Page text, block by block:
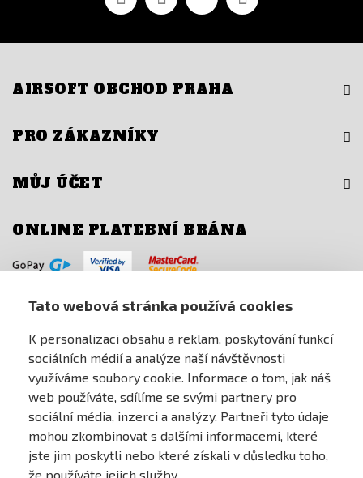
Tato webová stránka používá cookies
K personalizaci obsahu a reklam, poskytování funkcí
sociálních médií a analýze naší návštěvnosti
využíváme soubory cookie. Informace o tom, jak náš
web používáte, sdílíme se svými partnery pro
sociální média, inzerci a analýzy. Partneři tyto údaje
mohou zkombinovat s dalšími informacemi, které
jste jim poskytli nebo které získali v důsledku toho,
že používáte jejich služby.
AIRSOFT OBCHOD PRAHA
PRO ZÁKAZNÍKY
MŮJ ÚČET
ONLINE PLATEBNÍ BRÁNA